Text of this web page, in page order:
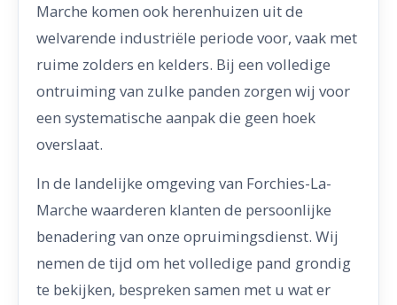
Marche komen ook herenhuizen uit de
welvarende industriële periode voor, vaak met
ruime zolders en kelders. Bij een volledige
ontruiming van zulke panden zorgen wij voor
een systematische aanpak die geen hoek
overslaat.
In de landelijke omgeving van Forchies-La-
Marche waarderen klanten de persoonlijke
benadering van onze opruimingsdienst. Wij
nemen de tijd om het volledige pand grondig
te bekijken, bespreken samen met u wat er